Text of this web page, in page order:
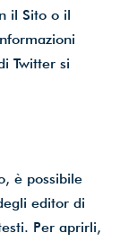
il Sito o il
Twitter si
è possibile
editor di
Per aprirli,